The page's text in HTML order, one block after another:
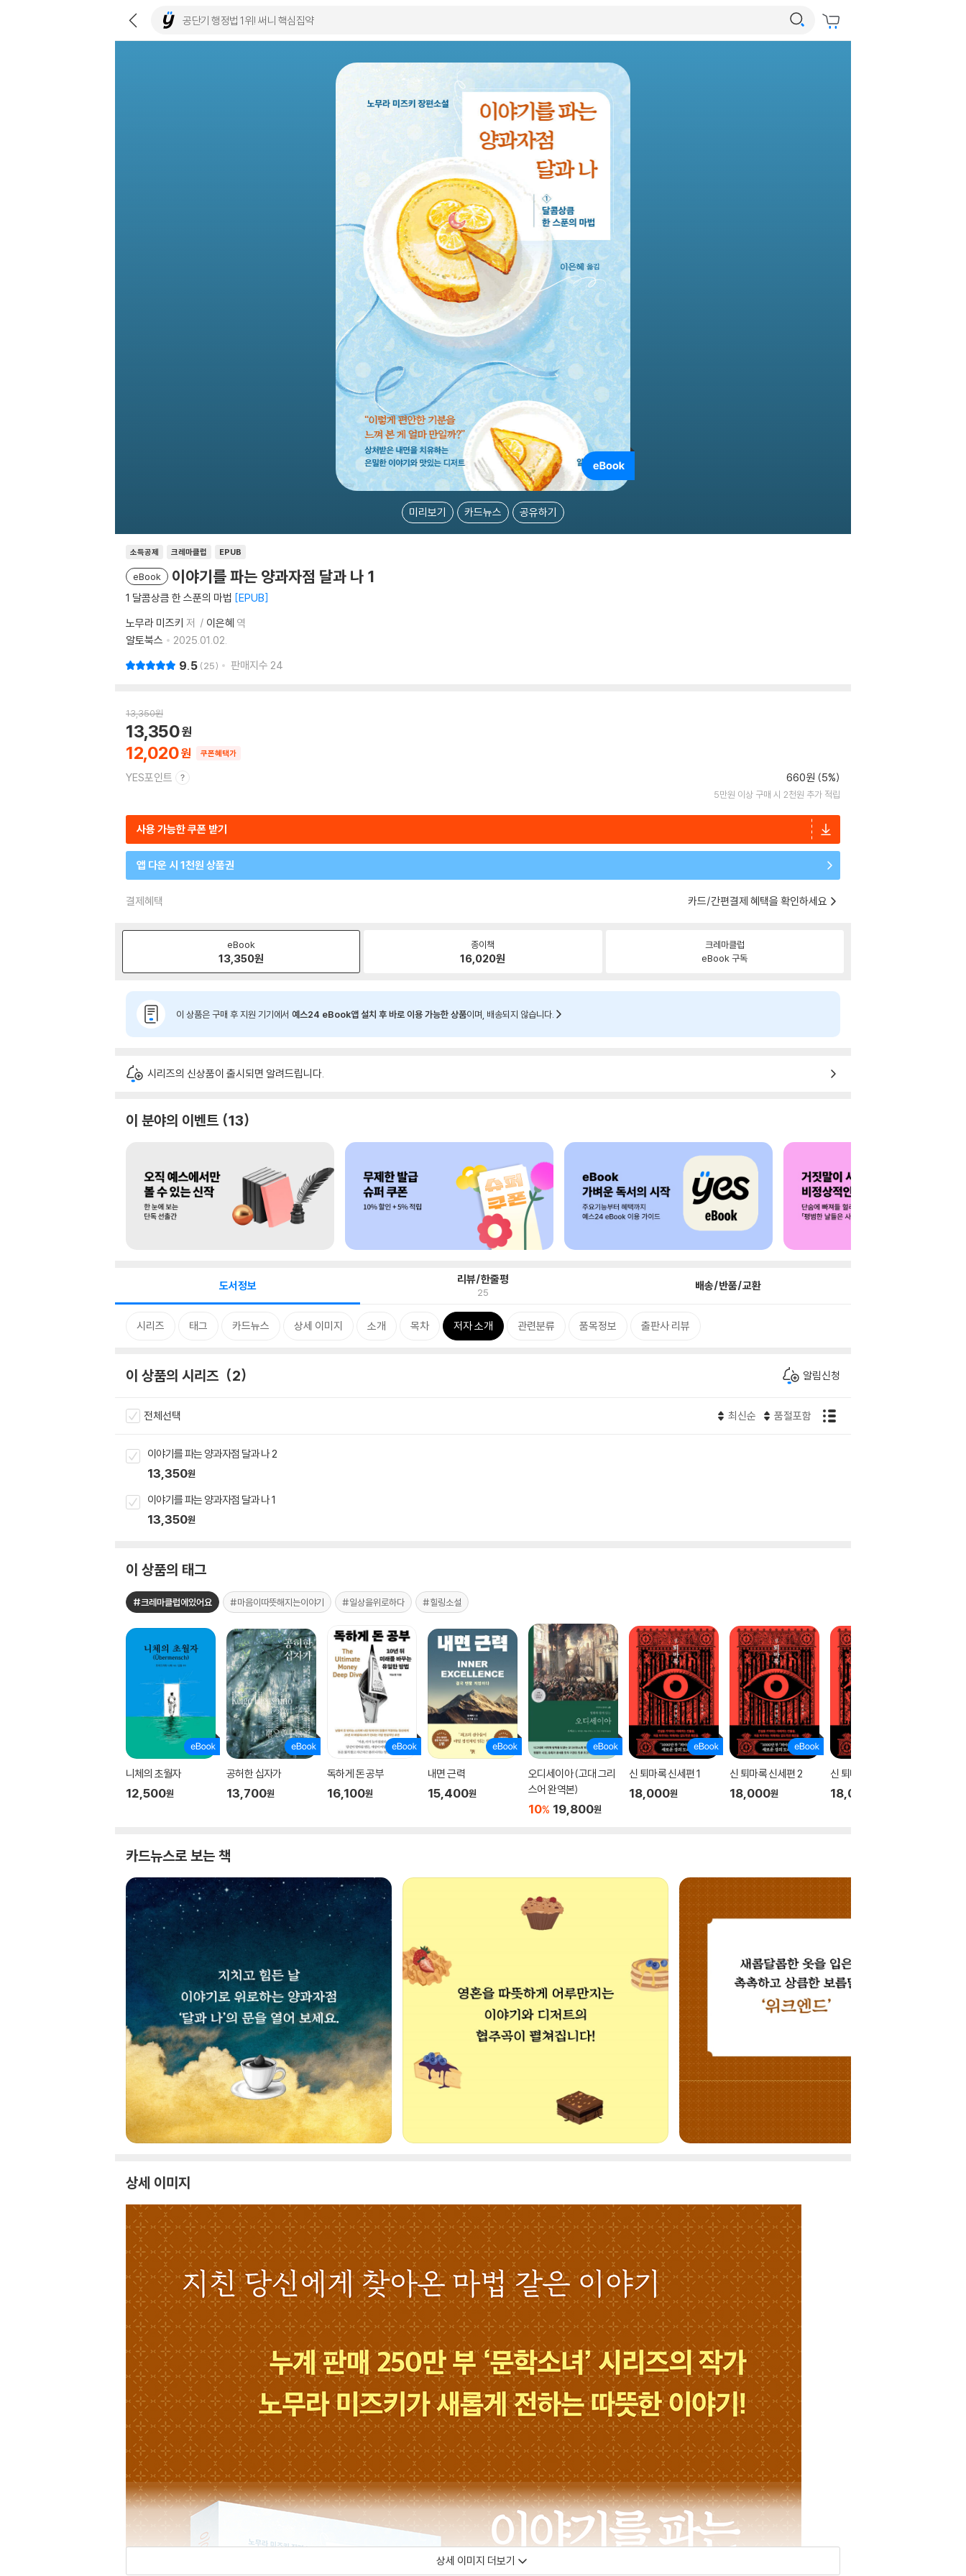
미리보기 카드뉴스 공유하기
소득공제 크레마클럽 EPUB
eBook 이야기를 파는 양과자점 달과 나 1
1 달콤상큼 한 스푼의 마법 EPUB
노무라 미즈키 저 이은혜 역
알토북스
2025.01.02.
9.5 25 판매지수 24
13,350원
12,020
13,350
쿠폰혜택가
YES포인트 660원 (5%)
5만원 이상 구매 시 2천원 추가 적립
사용 가능한 쿠폰 받기
앱 다운 시 1천원 상품권
결제혜택 카드/간편결제 혜택을 확인하세요
eBook
13,350원
종이책
16,020원
크레마클럽
eBook 구독
이 상품은 구매 후 지원 기기에서 예스24 eBook앱 설치 후 바로 이용 가능한 상품이며, 배송되지 않습니다.
시리즈의 신상품이 출시되면 알려드립니다.
이 분야의 이벤트 13
도서정보 리뷰/한줄평
25 배송/반품/교환
시리즈 태그 카드뉴스 상세 이미지 소개 목차 저자 소개 관련분류 품목정보 출판사 리뷰
이 상품의 시리즈 2 알림신청
전체선택 최신순 품절포함
이야기를 파는 양과자점 달과 나 2
13,350원
이야기를 파는 양과자점 달과 나 1
13,350원
이 상품의 태그
#크레마클럽에있어요 #마음이따뜻해지는이야기 #일상을위로하다 #힐링소설
니체의 초월자
12,500원
공허한 십자가
13,700원
독하게 돈 공부
16,100원
내면 근력
15,400원
오디세이아 (고대 그리
스어 완역본)
10% 19,800원
신 퇴마록 신세편 1
18,000원
신 퇴마록 신세편 2
18,000원
신 퇴마록 신세편 3
18,000
카드뉴스로 보는 책
상세 이미지
상세 이미지 더보기